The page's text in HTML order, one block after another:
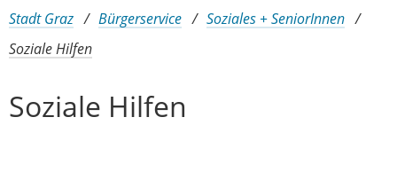
Sie sind hier:
Stadt Graz Bürgerservice
Soziales + SeniorInnen
Soziale Hilfen
Soziale Hilfen